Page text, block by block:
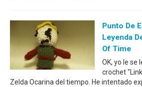
Punto De
Leyenda
Of Time
OK, yo le se
crochet
Zelda Ocarina del tiempo. He intentado